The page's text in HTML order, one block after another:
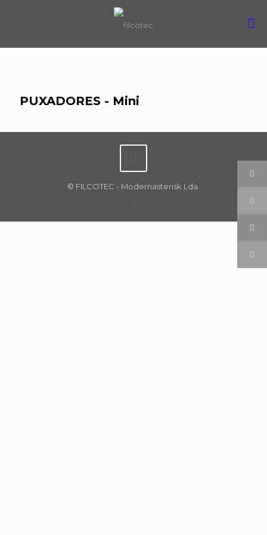
PUXADORES - Mini
© FILCOTEC - Modernasterisk Lda.